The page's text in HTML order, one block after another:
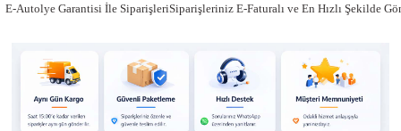
E-Autolye Garantisi İle SiparişleriSiparişleriniz E-Faturalı ve En Hızlı Şekilde